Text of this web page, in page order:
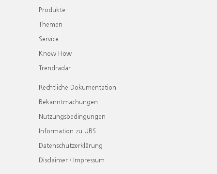
Produkte
Themen
Service
Know How
Trendradar
Rechtliche Dokumentation
Bekanntmachungen
Nutzungsbedingungen
Information zu UBS
Datenschutzerklärung
Disclaimer / Impressum